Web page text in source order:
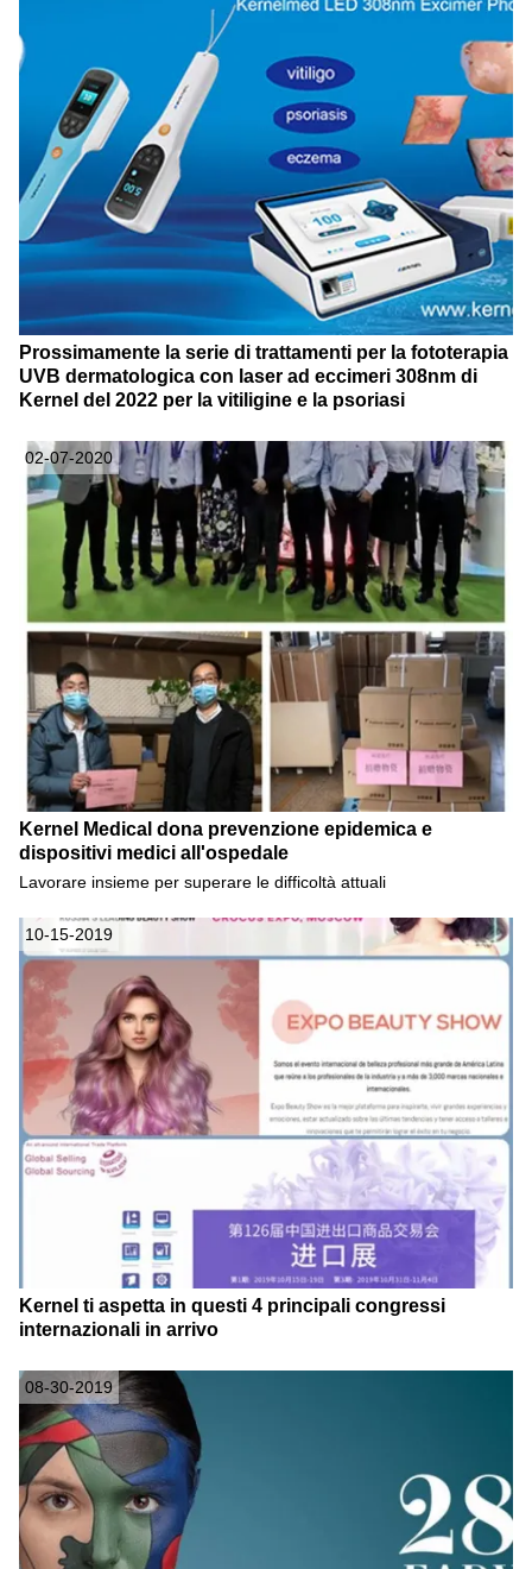
Prossimamente la serie di trattamenti per la fototerapia
UVB dermatologica con laser ad eccimeri 308nm di
Kernel del 2022 per la vitiligine e la psoriasi
02-07-2020
Kernel Medical dona prevenzione epidemica e
dispositivi medici all'ospedale
Lavorare insieme per superare le difficoltà attuali
10-15-2019
Kernel ti aspetta in questi 4 principali congressi
internazionali in arrivo
08-30-2019